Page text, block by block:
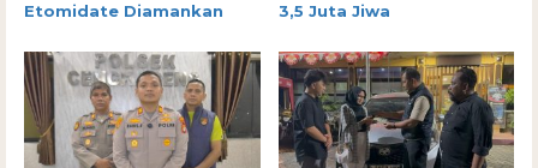
Etomidate Diamankan
3,5 Juta Jiwa